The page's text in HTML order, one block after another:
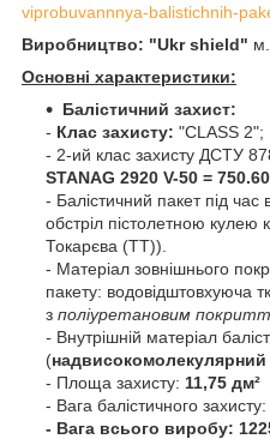
viprobuvannnya-balistichnih-
Виробництво: "Ukr shield"
Основні характеристики:
Балістичний захист:
- Клас захисту: "CLASS 2";
- 2-ий клас захисту ДСТУ
STANAG 2920 V-50 =
- Балістичний пакет під
обстріл пістолетною кулею
Токарєва (ТТ)).
- Матеріал зовнішнього
пакету: водовідштовхуюча
з поліуретановим
- Внутрішній матеріал
(надвисокомолекулярний
- Площа захисту: 11,75 дм²
- Вага балістичного
- Вага всього виробу: